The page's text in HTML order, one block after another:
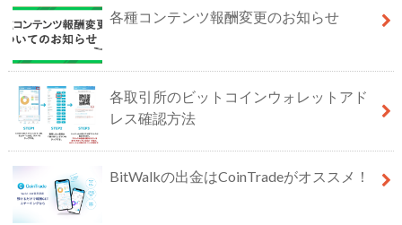
各種コンテンツ報酬変更のお知らせ
各取引所のビットコインウォレットアド
レス確認方法
BitWalkの出金はCoinTradeがオススメ！